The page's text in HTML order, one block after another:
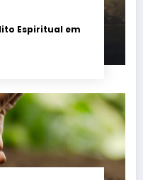
Espiritual em